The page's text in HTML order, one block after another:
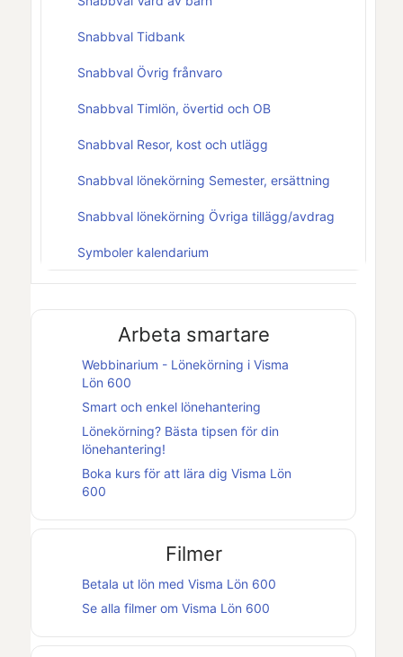
Snabbval Tidbank
Snabbval Övrig frånvaro
Snabbval Timlön, övertid och OB
Snabbval Resor, kost och utlägg
Snabbval lönekörning Semester, ersättning
Snabbval lönekörning Övriga tillägg/avdrag
Symboler kalendarium
Arbeta smartare
Webbinarium - Lönekörning i Visma
Lön 600
Smart och enkel lönehantering
Lönekörning? Bästa tipsen för din
lönehantering!
Boka kurs för att lära dig Visma Lön
600
Filmer
Betala ut lön med Visma Lön 600
Se alla filmer om Visma Lön 600